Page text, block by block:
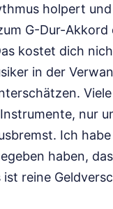
holpert
G-Dur-
kostet dich
in der
nur
Ich
haben,
ist reine